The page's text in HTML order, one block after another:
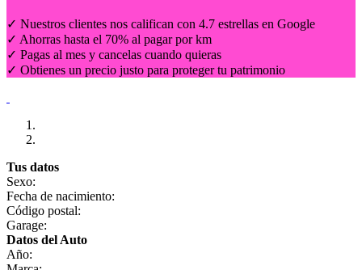
✓ Nuestros clientes nos califican con 4.7 estrellas en Google
✓ Ahorras hasta el 70% al pagar por km
✓ Pagas al mes y cancelas cuando quieras
✓ Obtienes un precio justo para proteger tu patrimonio
Tus datos
Sexo:
Fecha de nacimiento:
Código postal:
Garage:
Datos del Auto
Año: